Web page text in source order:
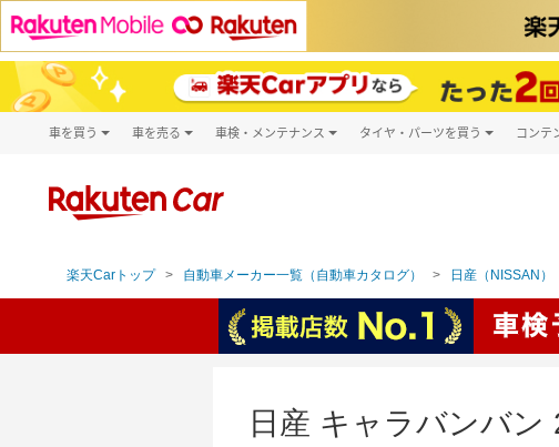
車を買う
新車
車を売る 車検・メンテナンス タイヤ・パーツを買う コンテ
楽天Carトップ 自動車メーカー一覧（自動車カタログ） 日産（NISSAN）
日産 キャラバンバ